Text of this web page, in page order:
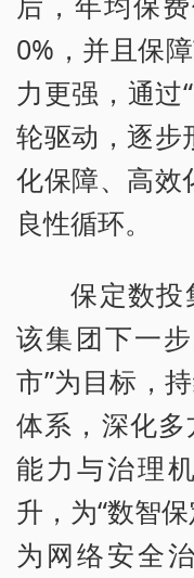
0%，并且保
力更强，通过
轮驱动，逐步
化保障、高效
良性循环。
保定数投
该集团下一
市”为目标，
体系，深化
能力与治理
升，为“数智
为网络安全